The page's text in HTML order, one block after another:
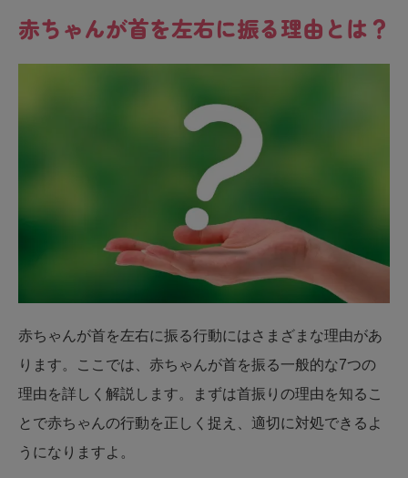
赤ちゃんが首を左右に振る理由とは？
赤ちゃんが首を左右に振る行動にはさまざまな理由があ
ります。ここでは、赤ちゃんが首を振る一般的な7つの
理由を詳しく解説します。まずは首振りの理由を知るこ
とで赤ちゃんの行動を正しく捉え、適切に対処できるよ
うになりますよ。